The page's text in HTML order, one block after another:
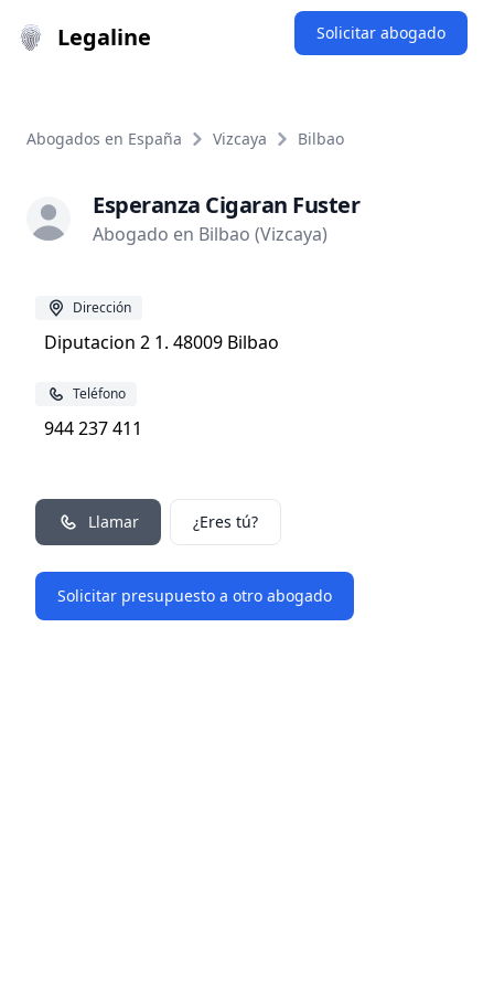
Legaline Solicitar abogado
Abogados en España Vizcaya Bilbao
Esperanza Cigaran Fuster
Abogado en Bilbao (Vizcaya)
Dirección
Diputacion 2 1. 48009 Bilbao
Teléfono
944 237 411
Llamar ¿Eres tú?
Solicitar presupuesto a otro abogado